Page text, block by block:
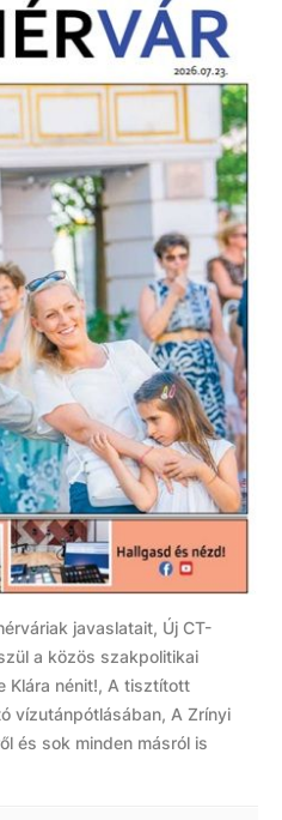
javaslatait, Új CT-
a közös szakpolitikai
Klára nénit!, A tisztított
vízutánpótlásában, A Zrínyi
és sok minden másról is